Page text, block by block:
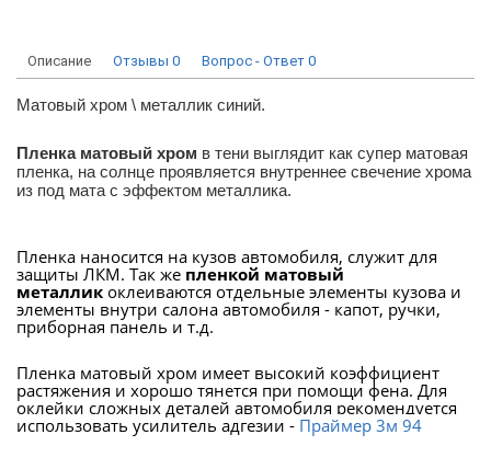
Описание Отзывы 0 Вопрос - Ответ 0
Матовый хром \ металлик синий.
Пленка матовый хром в тени выглядит как супер матовая
пленка, на солнце проявляется внутреннее свечение хрома
из под мата с эффектом металлика.
Пленка наносится на кузов автомобиля, служит для
защиты ЛКМ. Так же пленкой матовый
металлик оклеиваются отдельные элементы кузова и
элементы внутри салона автомобиля - капот, ручки,
приборная панель и т.д.
Пленка матовый хром имеет высокий коэффициент
растяжения и хорошо тянется при помощи фена. Для
оклейки сложных деталей автомобиля рекомендуется
использовать усилитель адгезии - Праймер 3м 94